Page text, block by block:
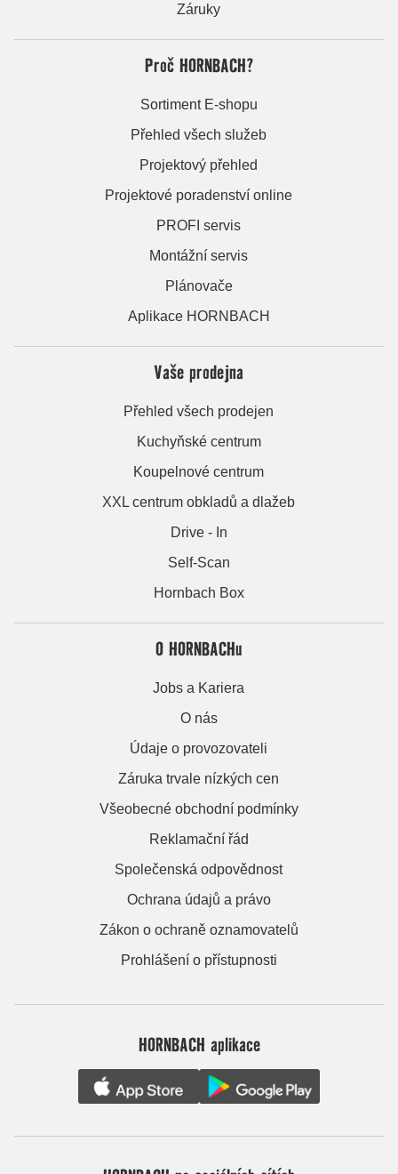
Záruky
Proč HORNBACH?
Sortiment E-shopu
Přehled všech služeb
Projektový přehled
Projektové poradenství online
PROFI servis
Montážní servis
Plánovače
Aplikace HORNBACH
Vaše prodejna
Přehled všech prodejen
Kuchyňské centrum
Koupelnové centrum
XXL centrum obkladů a dlažeb
Drive - In
Self-Scan
Hornbach Box
O HORNBACHu
Jobs a Kariera
O nás
Údaje o provozovateli
Záruka trvale nízkých cen
Všeobecné obchodní podmínky
Reklamační řád
Společenská odpovědnost
Ochrana údajů a právo
Zákon o ochraně oznamovatelů
Prohlášení o přístupnosti
HORNBACH aplikace